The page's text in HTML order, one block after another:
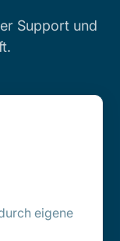
Support und
eigene